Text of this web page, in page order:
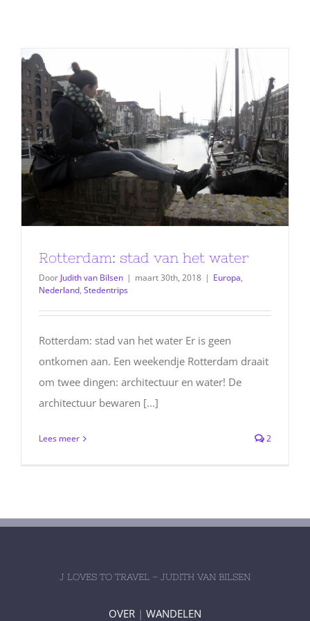
Rotterdam: stad van het water
Door Judith van Bilsen | maart 30th, 2018 | Europa,
Nederland, Stedentrips
Rotterdam: stad van het water Er is geen
ontkomen aan. Een weekendje Rotterdam draait
om twee dingen: architectuur en water! De
architectuur bewaren [...]
Lees meer 2
J LOVES TO TRAVEL – JUDITH VAN BILSEN
OVER | WANDELEN